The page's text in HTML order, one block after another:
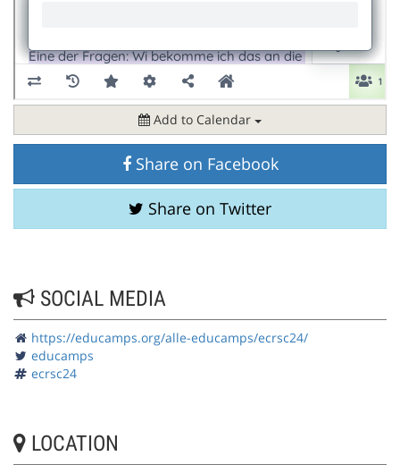
Add to Calendar
Share on Facebook
Share on Twitter
SOCIAL MEDIA
https://educamps.org/alle-educamps/ecrsc24/
educamps
ecrsc24
LOCATION